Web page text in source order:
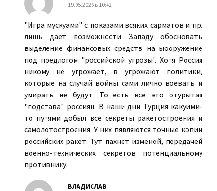
19.05.2026 в 10:42
"Игра мускуами" с показами всяких сарматов и пр.
лишь дает возможности Западу обосновать
выделение финансовых средств на ыооружение
под предлогом "российской угрозы". Хотя Россия
никому не угрожает, в угрожают политики,
которые на случай войны сами лично воевать и
умирать не будут. То есть все это отурытая
"подстава" россиян. В наши дни Турция какуими-
то путями добыл все секреты ракетостроения и
самолотостроения. У них пявляются точные копии
российских ракет. Тут пахнет изменой, передачей
военно-технических секретов потенциальному
противнику.
ВЛАДИСЛАВ